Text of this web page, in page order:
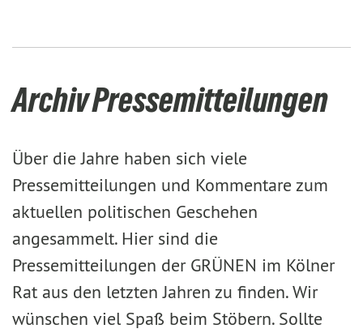
Archiv Pressemitteilungen
Über die Jahre haben sich viele
Pressemitteilungen und Kommentare zum
aktuellen politischen Geschehen
angesammelt. Hier sind die
Pressemitteilungen der GRÜNEN im Kölner
Rat aus den letzten Jahren zu finden. Wir
wünschen viel Spaß beim Stöbern. Sollte